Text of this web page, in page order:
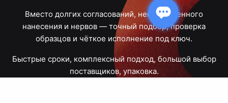
Вместо долгих согласований, некачественного
нанесения и нервов — точный подбор, проверка
образцов и чёткое исполнение под ключ.
Быстрые сроки, комплексный подход, большой выбор
поставщиков, упаковка.